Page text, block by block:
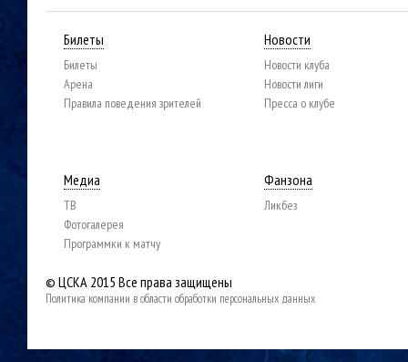
Билеты
Билеты
Арена
Правила поведения зрителей
Новости
Новости клуба
Новости лиги
Пресса о клубе
Медиа
ТВ
Фотогалерея
Программки к матчу
Фанзона
Ликбез
© ЦСКА 2015 Все права защищены
Политика компании в области обработки персональных данных